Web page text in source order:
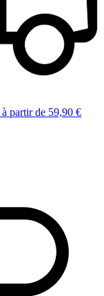
à partir de 59,90 €